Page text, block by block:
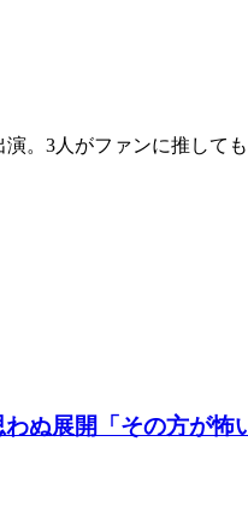
。3人がファンに推して
ぬ展開「その方が怖